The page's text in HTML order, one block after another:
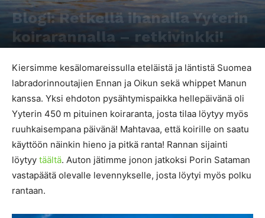
Blogi: Retkellä ihanalla Yyterin
koirarannalla – retkivinkki!
Kiersimme kesälomareissulla eteläistä ja läntistä Suomea
labradorinnoutajien Ennan ja Oikun sekä whippet Manun
kanssa. Yksi ehdoton pysähtymispaikka hellepäivänä oli
Yyterin 450 m pituinen koiraranta, josta tilaa löytyy myös
ruuhkaisempana päivänä! Mahtavaa, että koirille on saatu
käyttöön näinkin hieno ja pitkä ranta! Rannan sijainti
löytyy täältä. Auton jätimme jonon jatkoksi Porin Sataman
vastapäätä olevalle levennykselle, josta löytyi myös polku
rantaan.